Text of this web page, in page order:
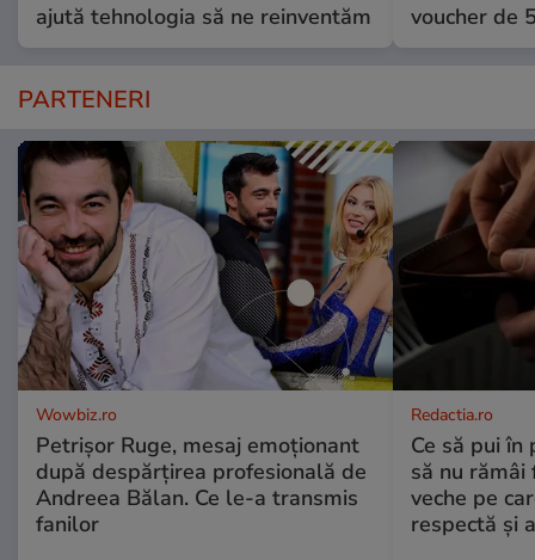
ajută tehnologia să ne reinventăm
voucher de
PARTENERI
Wowbiz.ro
Petrișor Ruge, mesaj emoționant
după despărțirea profesională de
Andreea Bălan. Ce le-a transmis
fanilor
Redactia.ro
Ce să pui
să nu rămâi
veche pe
respectă și